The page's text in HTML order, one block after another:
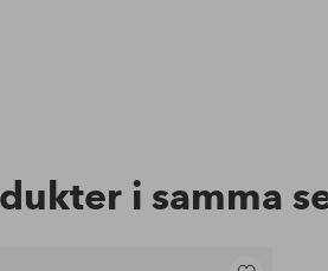
i samma